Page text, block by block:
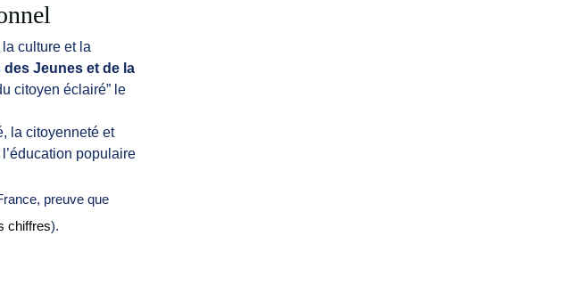
culture et la
des Jeunes et de la
citoyen éclairé” le
la citoyenneté et
populaire
preuve que
chiffres).